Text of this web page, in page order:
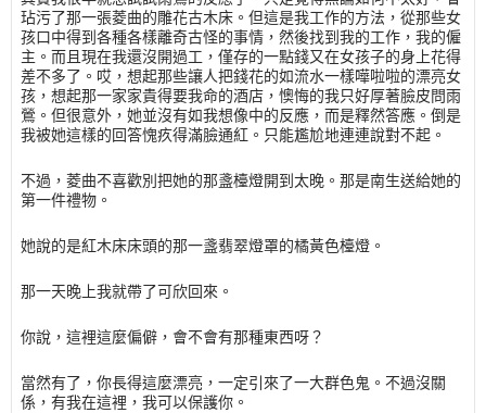
玷污了那一張菱曲的雕花古木床。但這是我工作的方法，從那些女
孩口中得到各種各樣離奇古怪的事情，然後找到我的工作，我的僱
主。而且現在我還沒開過工，僅存的一點錢又在女孩子的身上花得
差不多了。哎，想起那些讓人把錢花的如流水一樣嘩啦啦的漂亮女
孩，想起那一家家貴得要我命的酒店，懊悔的我只好厚著臉皮問雨
鶯。但很意外，她並沒有如我想像中的反應，而是釋然答應。倒是
我被她這樣的回答愧疚得滿臉通紅。只能尷尬地連連說對不起。
不過，菱曲不喜歡別把她的那盞檯燈開到太晚。那是南生送給她的
第一件禮物。
她說的是紅木床床頭的那一盞翡翠燈罩的橘黃色檯燈。
那一天晚上我就帶了可欣回來。
你說，這裡這麼偏僻，會不會有那種東西呀？
當然有了，你長得這麼漂亮，一定引來了一大群色鬼。不過沒關
係，有我在這裡，我可以保護你。